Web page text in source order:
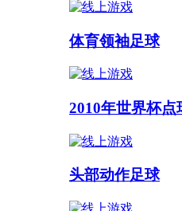
体育领袖足球
2010年世界杯点
头部动作足球